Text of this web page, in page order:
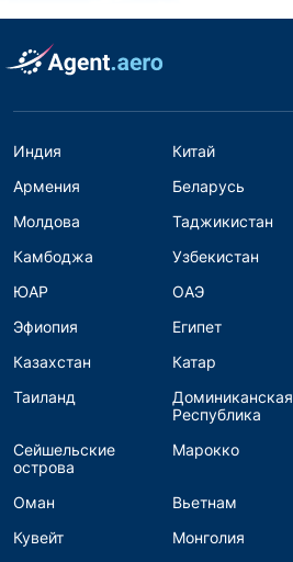
Индия Китай
Армения
Беларусь
Молдова
Таджикистан
Камбоджа
Узбекистан
ЮАР
ОАЭ
Эфиопия
Египет
Казахстан
Катар
Таиланд
Доминиканская
Республика
Сейшельские
острова
Марокко
Оман Вьетнам
Кувейт
Монголия